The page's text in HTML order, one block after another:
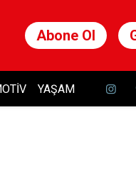
Abone Ol
YAŞAM